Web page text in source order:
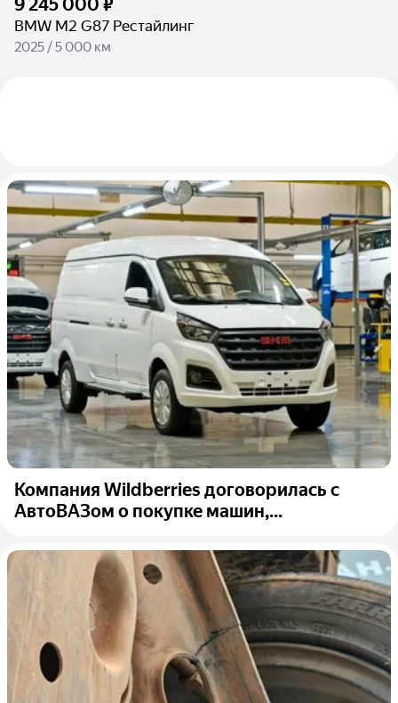
9 245 000 ₽
BMW M2 G87 Рестайлинг
2025 / 5 000 км
Компания Wildberries договорилась с
АвтоВАЗом о покупке машин,...